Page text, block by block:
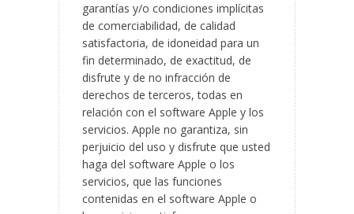
garantías y/o condiciones implícitas
de comerciabilidad, de calidad
satisfactoria, de idoneidad para un
fin determinado, de exactitud, de
disfrute y de no infracción de
derechos de terceros, todas en
relación con el software Apple y los
servicios. Apple no garantiza, sin
perjuicio del uso y disfrute que usted
haga del software Apple o los
servicios, que las funciones
contenidas en el software Apple o